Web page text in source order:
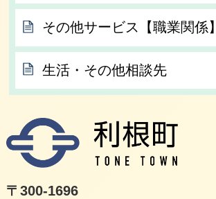
その他サービス【職業関係】
生活・その他相談先
〒300-1696